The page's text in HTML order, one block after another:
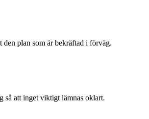
den plan som är bekräftad i förväg.
så att inget viktigt lämnas oklart.